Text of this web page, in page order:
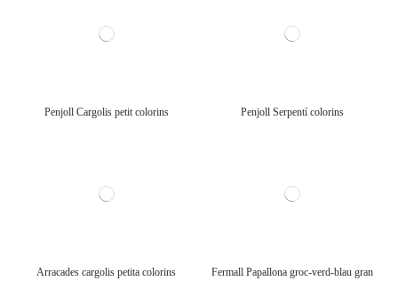
Penjoll Cargolis petit colorins Penjoll Serpentí colorins
Arracades cargolis petita colorins Fermall Papallona groc-verd-blau gran